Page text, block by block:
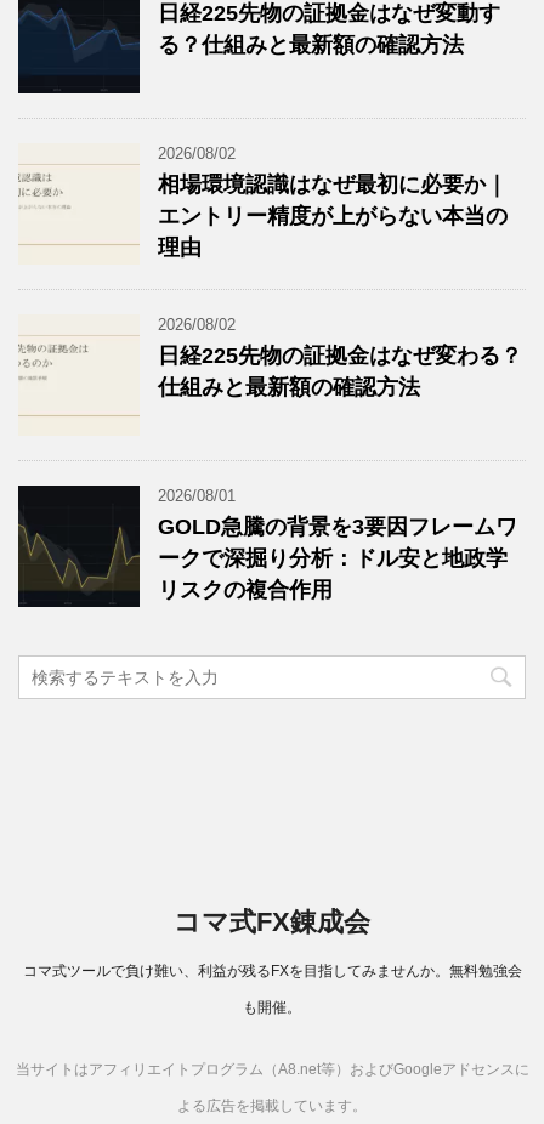
日経225先物の証拠金はなぜ変動す
る？仕組みと最新額の確認方法
2026/08/02
相場環境認識はなぜ最初に必要か｜
エントリー精度が上がらない本当の
理由
2026/08/02
日経225先物の証拠金はなぜ変わる？
仕組みと最新額の確認方法
2026/08/01
GOLD急騰の背景を3要因フレームワ
ークで深掘り分析：ドル安と地政学
リスクの複合作用
コマ式FX錬成会
コマ式ツールで負け難い、利益が残るFXを目指してみませんか。無料勉強会
も開催。
当サイトはアフィリエイトプログラム（A8.net等）およびGoogleアドセンスに
よる広告を掲載しています。